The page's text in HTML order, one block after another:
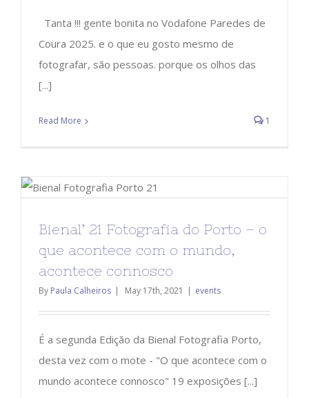
Tanta !!! gente bonita no Vodafone Paredes de
Coura 2025. e o que eu gosto mesmo de
fotografar, são pessoas. porque os olhos das
[...]
Read More 1
Bienal’ 21 Fotografia do Porto – o
que acontece com o mundo,
acontece connosco
By Paula Calheiros | May 17th, 2021 | events
É a segunda Edição da Bienal Fotografia Porto,
desta vez com o mote - "O que acontece com o
mundo acontece connosco" 19 exposições [...]